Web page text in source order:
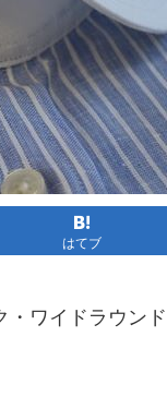
はてブ
ワイドラウン